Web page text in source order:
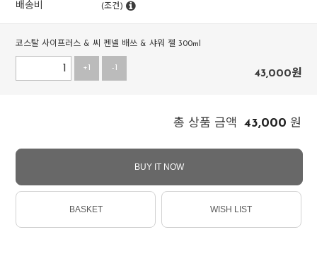
배송비 (조건)
코스탈 사이프러스 & 씨 펜넬 배쓰 & 샤워 젤 300ml
+1 -1 43,000원
총 상품 금액 43,000 원
BUY IT NOW
BASKET WISH LIST